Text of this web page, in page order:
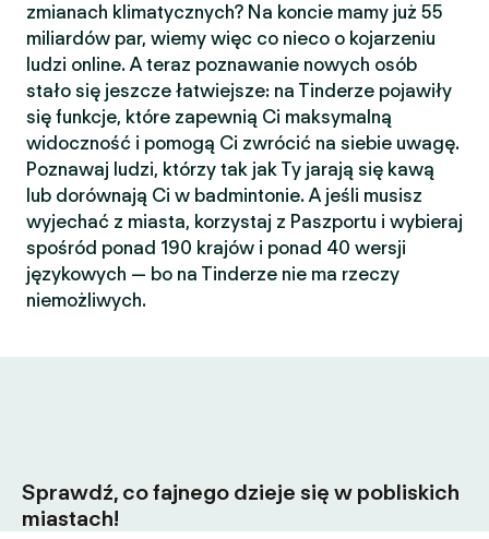
zmianach klimatycznych? Na koncie mamy już 55
miliardów par, wiemy więc co nieco o kojarzeniu
ludzi online. A teraz poznawanie nowych osób
stało się jeszcze łatwiejsze: na Tinderze pojawiły
się funkcje, które zapewnią Ci maksymalną
widoczność i pomogą Ci zwrócić na siebie uwagę.
Poznawaj ludzi, którzy tak jak Ty jarają się kawą
lub dorównają Ci w badmintonie. A jeśli musisz
wyjechać z miasta, korzystaj z Paszportu i wybieraj
spośród ponad 190 krajów i ponad 40 wersji
językowych — bo na Tinderze nie ma rzeczy
niemożliwych.
Sprawdź, co fajnego dzieje się w pobliskich
miastach!